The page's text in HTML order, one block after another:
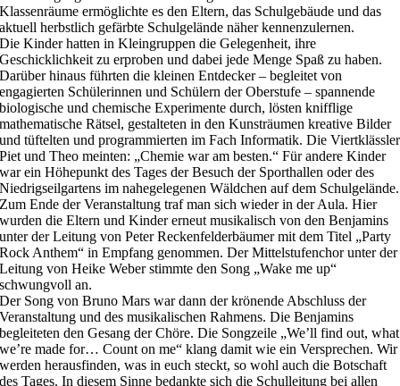
Klassenräume ermöglichte es den Eltern, das Schulgebäude und das
aktuell herbstlich gefärbte Schulgelände näher kennenzulernen.
Die Kinder hatten in Kleingruppen die Gelegenheit, ihre
Geschicklichkeit zu erproben und dabei jede Menge Spaß zu haben.
Darüber hinaus führten die kleinen Entdecker – begleitet von
engagierten Schülerinnen und Schülern der Oberstufe – spannende
biologische und chemische Experimente durch, lösten knifflige
mathematische Rätsel, gestalteten in den Kunsträumen kreative Bilder
und tüftelten und programmierten im Fach Informatik. Die Viertklässler
Piet und Theo meinten: „Chemie war am besten.“ Für andere Kinder
war ein Höhepunkt des Tages der Besuch der Sporthallen oder des
Niedrigseilgartens im nahegelegenen Wäldchen auf dem Schulgelände.
Zum Ende der Veranstaltung traf man sich wieder in der Aula. Hier
wurden die Eltern und Kinder erneut musikalisch von den Benjamins
unter der Leitung von Peter Reckenfelderbäumer mit dem Titel „Party
Rock Anthem“ in Empfang genommen. Der Mittelstufenchor unter der
Leitung von Heike Weber stimmte den Song „Wake me up“
schwungvoll an.
Der Song von Bruno Mars war dann der krönende Abschluss der
Veranstaltung und des musikalischen Rahmens. Die Benjamins
begleiteten den Gesang der Chöre. Die Songzeile „We’ll find out, what
we’re made for… Count on me“ klang damit wie ein Versprechen. Wir
werden herausfinden, was in euch steckt, so wohl auch die Botschaft
des Tages. In diesem Sinne bedankte sich die Schulleitung bei allen